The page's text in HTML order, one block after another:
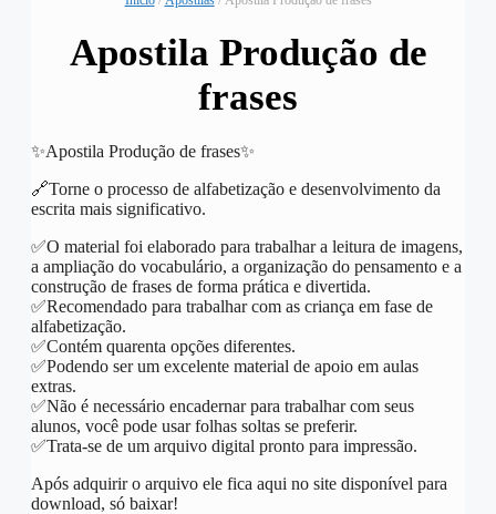
Apostila Produção de
frases
✨️Apostila Produção de frases✨️
🔗Torne o processo de alfabetização e desenvolvimento da
escrita mais significativo.
✅️O material foi elaborado para trabalhar a leitura de imagens,
a ampliação do vocabulário, a organização do pensamento e a
construção de frases de forma prática e divertida.
✅️Recomendado para trabalhar com as criança em fase de
alfabetização.
✅️Contém quarenta opções diferentes.
✅️Podendo ser um excelente material de apoio em aulas
extras.
✅️Não é necessário encadernar para trabalhar com seus
alunos, você pode usar folhas soltas se preferir.
✅️Trata-se de um arquivo digital pronto para impressão.
Após adquirir o arquivo ele fica aqui no site disponível para
download, só baixar!